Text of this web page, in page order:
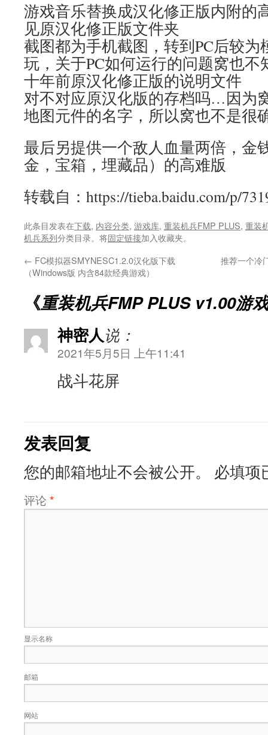
游戏音乐替换成汉化修正版内附的
见原汉化修正版文件夹
截图都为手机截图，转到PC后较
玩，关于PC如何运行的问题窝也
十年前原汉化修正版的说明文件
对不对应原汉化版的存档吗…因为
地图元件的名字，所以窝也不是很
最后另提供一个敌人血量两倍，金
金，宝箱，埋藏品）的高难版
转载自：https://tieba.baidu.com/p/
此条目发表在下载, 内容分类, 游戏库, 重装机兵FMP PLUS, 重装
机兵系列分类目录。将固定链接加入收藏夹。
← FC模拟器SMYNESC1.2.0汉化版下载
（Windows版 内含84款经典游戏）
推荐一个冷
《重装机兵FMP PLUS v1.00游
神密人说：
2021年5月5日 上午11:41
战斗花屏
发表回复
您的邮箱地址不会被公开。 必填项
评论 *
显示名称
邮箱
网站